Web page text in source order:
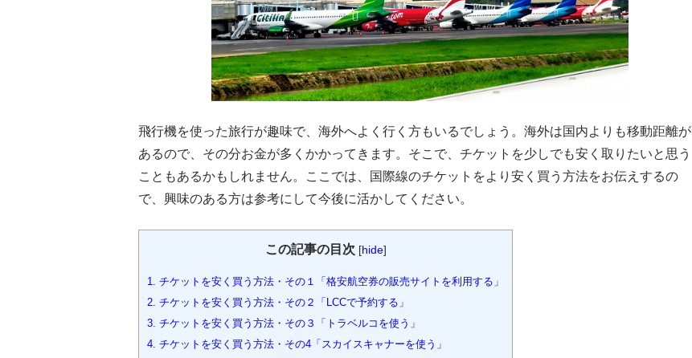
飛行機を使った旅行が趣味で、海外へよく行く方もいるでしょう。海外は国内よりも移動距離が
あるので、その分お金が多くかかってきます。そこで、チケットを少しでも安く取りたいと思う
こともあるかもしれません。ここでは、国際線のチケットをより安く買う方法をお伝えするの
で、興味のある方は参考にして今後に活かしてください。
この記事の目次 [hide]
1. チケットを安く買う方法・その１「格安航空券の販売サイトを利用する」
2. チケットを安く買う方法・その２「LCCで予約する」
3. チケットを安く買う方法・その３「トラベルコを使う」
4. チケットを安く買う方法・その4「スカイスキャナーを使う」